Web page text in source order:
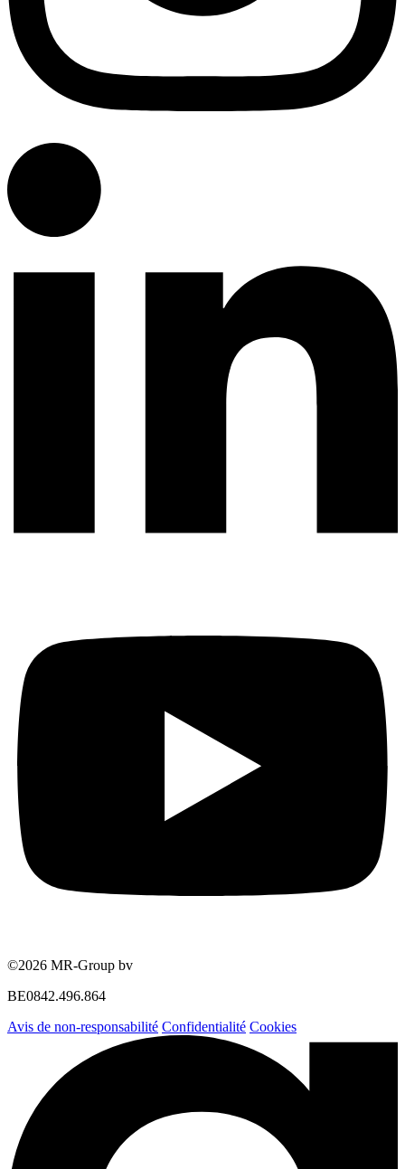
©2026 MR-Group bv
BE0842.496.864
Avis de non-responsabilité Confidentialité Cookies